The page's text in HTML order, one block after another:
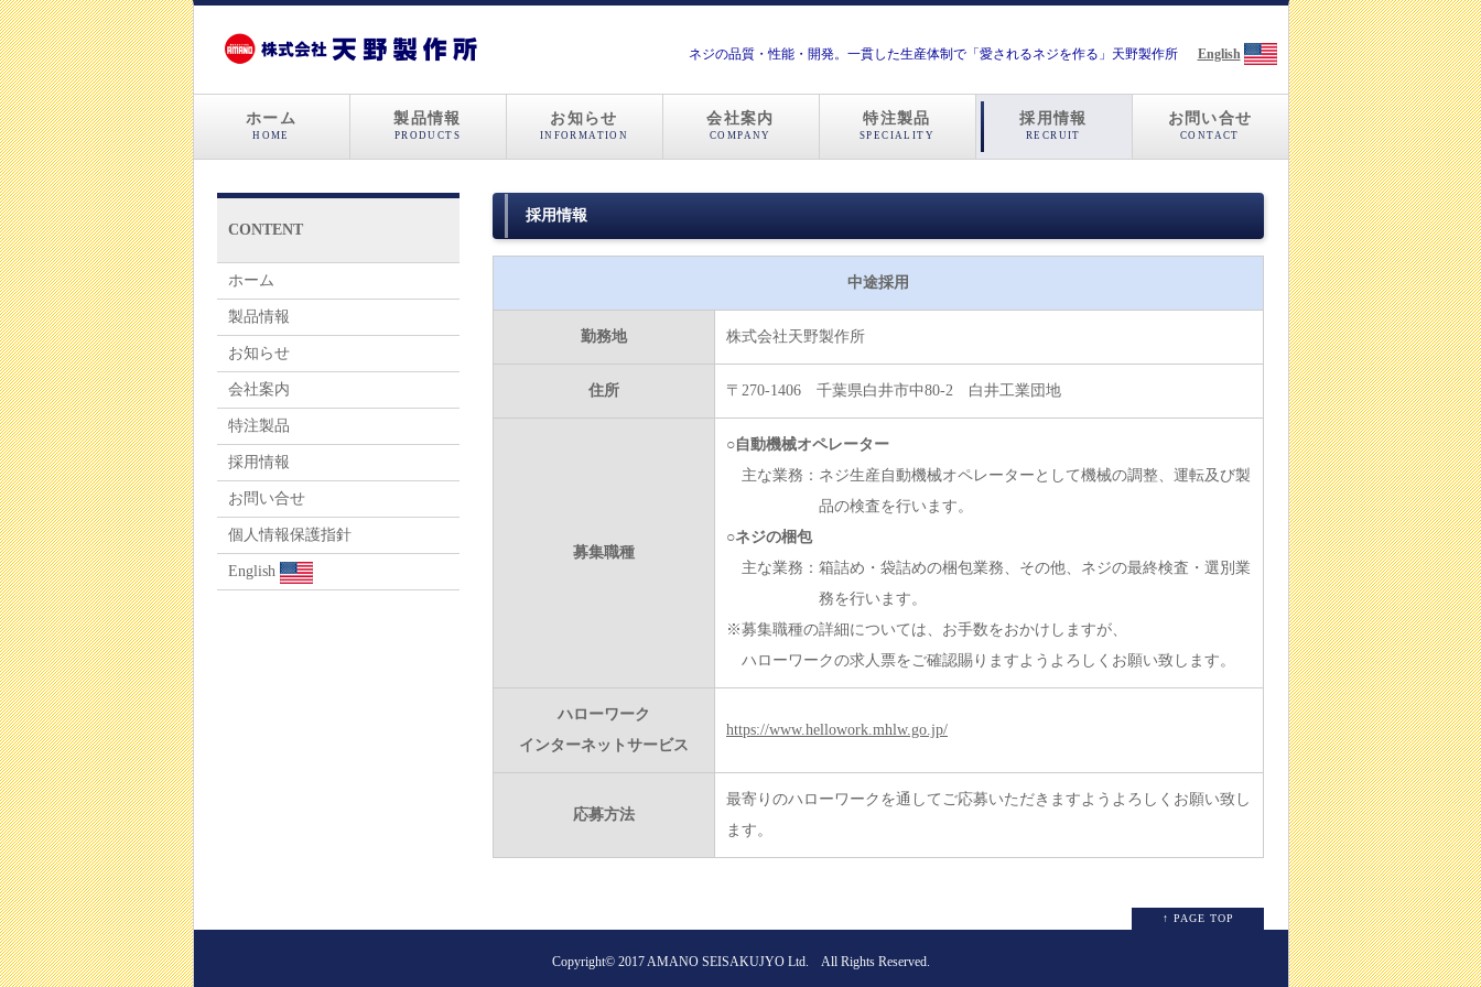
ネジの品質・性能・開発。一貫した生産体制で「愛されるネジを作る」天野製作所 English
ホーム
HOME
製品情報
PRODUCTS
お知らせ
INFORMATION
会社案内
COMPANY
特注製品
SPECIALITY
採用情報
RECRUIT
お問い合せ
CONTACT
採用情報
中途採用
勤務地 株式会社天野製作所
住所 〒270‐1406 千葉県白井市中80-2 白井工業団地
募集職種
○自動機械オペレーター
主な業務： ネジ生産自動機械オペレーターとして機械の調整、運転及び製
品の検査を行います。
○ネジの梱包
主な業務： 箱詰め・袋詰めの梱包業務、その他、ネジの最終検査・選別業
務を行います。
※募集職種の詳細については、お手数をおかけしますが、
ハローワークの求人票をご確認賜りますようよろしくお願い致します。
ハローワーク
インターネットサービス
https://www.hellowork.mhlw.go.jp/
応募方法
最寄りのハローワークを通してご応募いただきますようよろしくお願い致し
ます。
CONTENT
ホーム
製品情報
お知らせ
会社案内
特注製品
採用情報
お問い合せ
個人情報保護指針
English
↑ PAGE TOP
Copyright© 2017AMANO SEISAKUJYO Ltd. All Rights Reserved.